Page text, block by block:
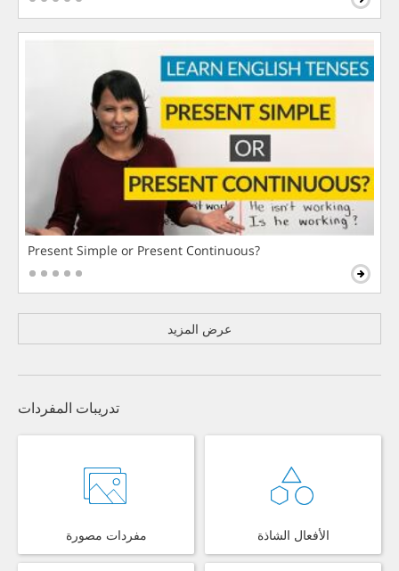
Present Simple or Present Continuous?
عرض المزيد
تدريبات المفردات
مفردات مصورة الأفعال الشاذة